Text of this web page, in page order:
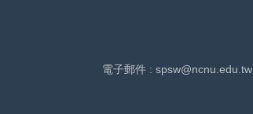
電子郵件 : spsw@ncnu.edu.tw